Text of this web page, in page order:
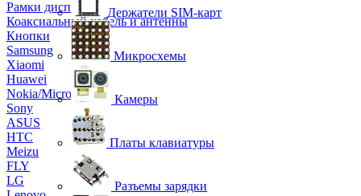
Рамки дисплея
Коаксиальный кабель и антенны
Кнопки
Samsung
Xiaomi
Huawei
Nokia/Microsoft
Sony
ASUS
HTC
Meizu
FLY
LG
Держатели SIM-карт
Микросхемы
Камеры
Платы клавиатуры
Разъемы зарядки